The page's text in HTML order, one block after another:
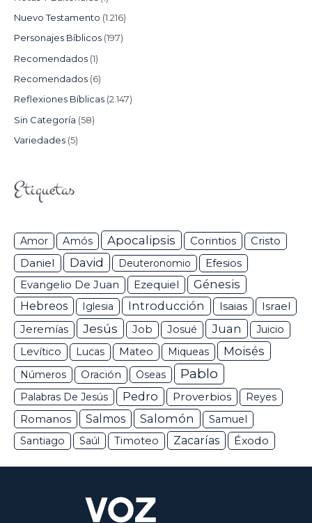
Nuevo Testamento (1.216)
Personajes Bíblicos (197)
Recomendados (1)
Recomendados (6)
Reflexiones Bíblicas (2.147)
Sin Categoría (58)
Variedades (5)
Etiquetas
Amor Amós Apocalipsis Corintios Cristo
Daniel David Deuteronomio Efesios
Evangelio De Juan Ezequiel
Génesis
Hebreos
Iglesia Introducción Isaias Israel
Jeremías Jesús Job Josué Juan
Juicio
Levítico
Lucas Mateo Miqueas Moisés
Números Oración Oseas Pablo
Palabras De Jesús Pedro Proverbios Reyes
Romanos Salmos Salomón
Samuel
Santiago
Saúl Timoteo Zacarías Éxodo